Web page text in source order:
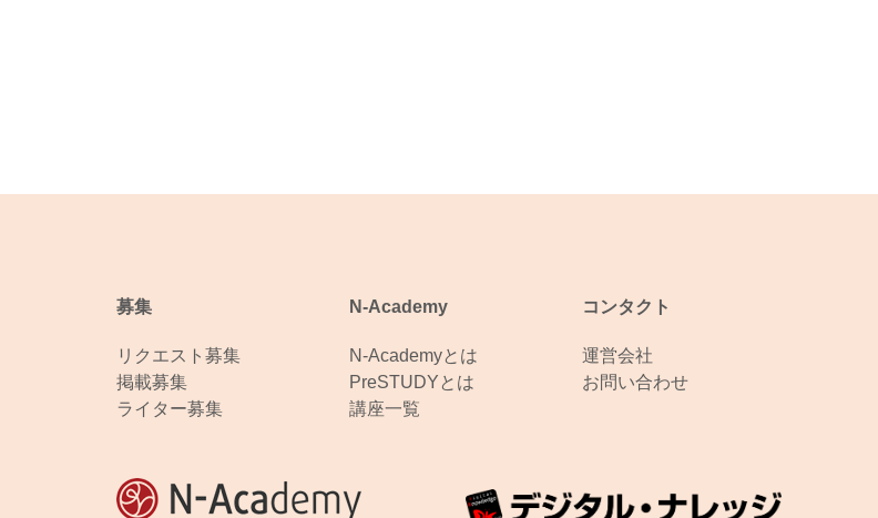
募集
リクエスト募集
掲載募集
ライター募集
N-Academy
N-Academyとは
PreSTUDYとは
講座一覧
コンタクト
運営会社
お問い合わせ